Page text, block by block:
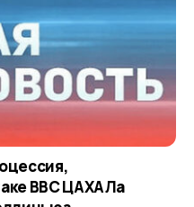
ВВС ЦАХАЛа